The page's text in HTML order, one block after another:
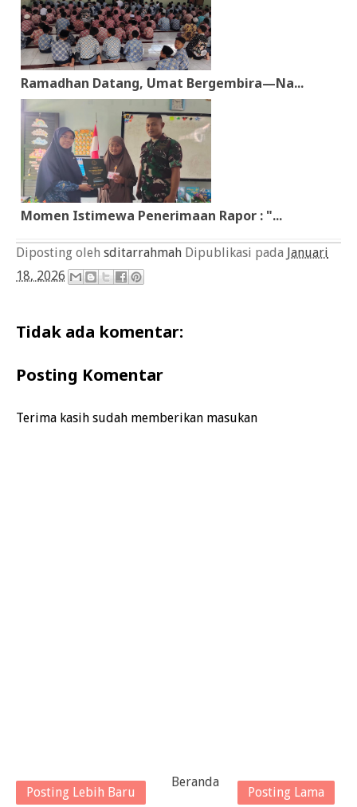
Ramadhan Datang, Umat Bergembira—Na...
Momen Istimewa Penerimaan Rapor : "...
Diposting oleh sditarrahmah Dipublikasi pada Januari
18, 2026
Tidak ada komentar:
Posting Komentar
Terima kasih sudah memberikan masukan
Posting Lebih Baru Posting Lama
Beranda